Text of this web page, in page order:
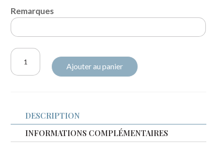
Remarques
quantité
London
Margaret
Ajouter au panier
DESCRIPTION
INFORMATIONS COMPLÉMENTAIRES